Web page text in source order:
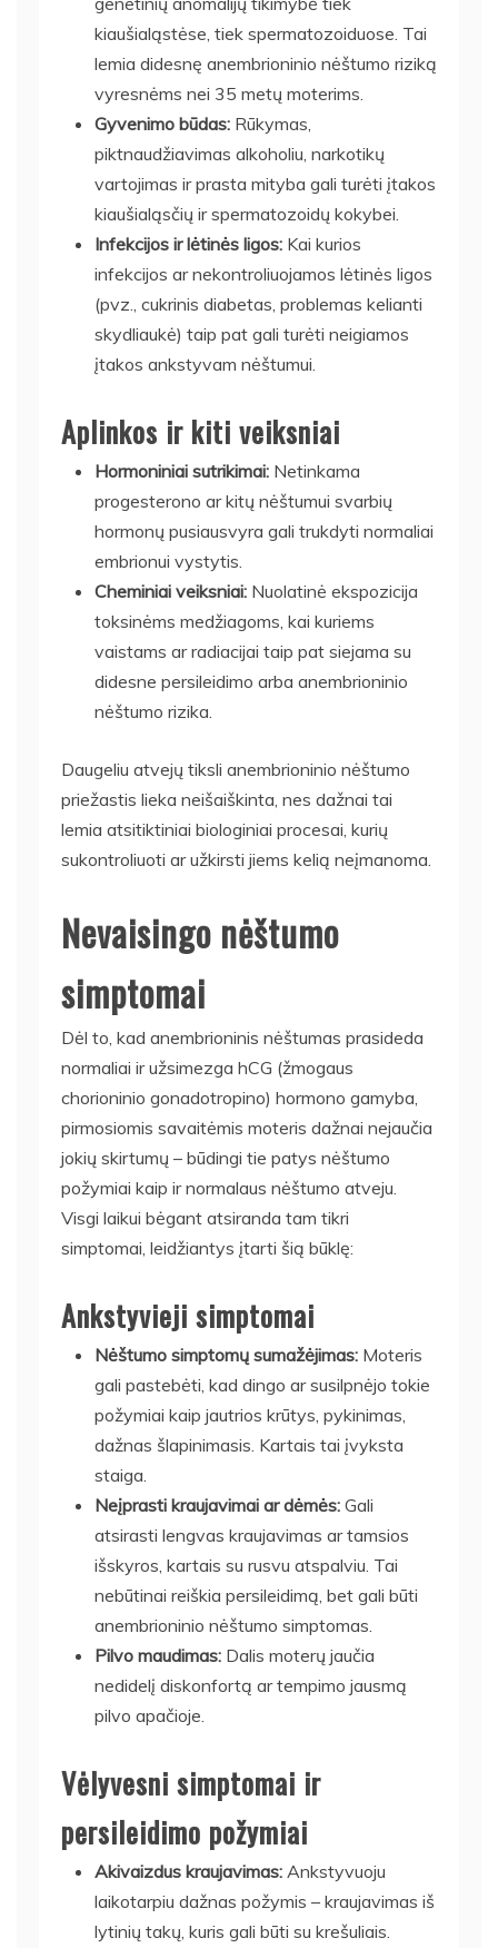
kiaušialąstėse, tiek spermatozoiduose. Tai
lemia didesnę anembrioninio nėštumo riziką
vyresnėms nei 35 metų moterims.
Gyvenimo būdas: Rūkymas,
piktnaudžiavimas alkoholiu, narkotikų
vartojimas ir prasta mityba gali turėti įtakos
kiaušialąsčių ir spermatozoidų kokybei.
Infekcijos ir lėtinės ligos: Kai kurios
infekcijos ar nekontroliuojamos lėtinės ligos
(pvz., cukrinis diabetas, problemas kelianti
skydliaukė) taip pat gali turėti neigiamos
įtakos ankstyvam nėštumui.
Aplinkos ir kiti veiksniai
Hormoniniai sutrikimai: Netinkama
progesterono ar kitų nėštumui svarbių
hormonų pusiausvyra gali trukdyti normaliai
embrionui vystytis.
Cheminiai veiksniai: Nuolatinė ekspozicija
toksinėms medžiagoms, kai kuriems
vaistams ar radiacijai taip pat siejama su
didesne persileidimo arba anembrioninio
nėštumo rizika.
Daugeliu atvejų tiksli anembrioninio nėštumo
priežastis lieka neišaiškinta, nes dažnai tai
lemia atsitiktiniai biologiniai procesai, kurių
sukontroliuoti ar užkirsti jiems kelią neįmanoma.
Nevaisingo nėštumo
simptomai
Dėl to, kad anembrioninis nėštumas prasideda
normaliai ir užsimezga hCG (žmogaus
chorioninio gonadotropino) hormono gamyba,
pirmosiomis savaitėmis moteris dažnai nejaučia
jokių skirtumų – būdingi tie patys nėštumo
požymiai kaip ir normalaus nėštumo atveju.
Visgi laikui bėgant atsiranda tam tikri
simptomai, leidžiantys įtarti šią būklę:
Ankstyvieji simptomai
Nėštumo simptomų sumažėjimas: Moteris
gali pastebėti, kad dingo ar susilpnėjo tokie
požymiai kaip jautrios krūtys, pykinimas,
dažnas šlapinimasis. Kartais tai įvyksta
staiga.
Neįprasti kraujavimai ar dėmės: Gali
atsirasti lengvas kraujavimas ar tamsios
išskyros, kartais su rusvu atspalviu. Tai
nebūtinai reiškia persileidimą, bet gali būti
anembrioninio nėštumo simptomas.
Pilvo maudimas: Dalis moterų jaučia
nedidelį diskonfortą ar tempimo jausmą
pilvo apačioje.
Vėlyvesni simptomai ir
persileidimo požymiai
Akivaizdus kraujavimas: Ankstyvuoju
laikotarpiu dažnas požymis – kraujavimas iš
lytinių takų, kuris gali būti su krešuliais.